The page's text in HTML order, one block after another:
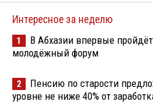
Интересное за неделю
1
В Абхазии впервые
молодёжный форум
2
Пенсию по старости
уровне не ниже 40% от